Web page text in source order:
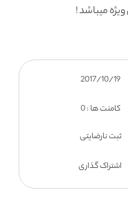
میباشد !
2017/10/19
کامنت ها : 0
ثبت نارضایتی
اشتراک گذاری